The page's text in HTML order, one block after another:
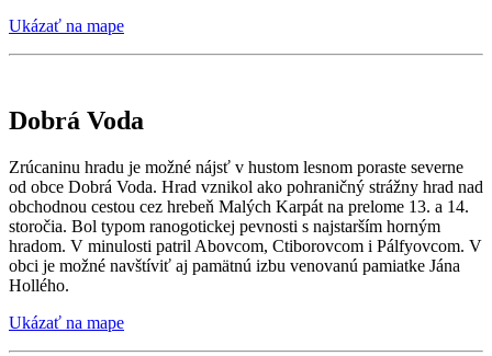
Ukázať na mape
Dobrá Voda
Zrúcaninu hradu je možné nájsť v hustom lesnom poraste severne
od obce Dobrá Voda. Hrad vznikol ako pohraničný strážny hrad nad
obchodnou cestou cez hrebeň Malých Karpát na prelome 13. a 14.
storočia. Bol typom ranogotickej pevnosti s najstarším horným
hradom. V minulosti patril Abovcom, Ctiborovcom i Pálfyovcom. V
obci je možné navštíviť aj pamätnú izbu venovanú pamiatke Jána
Hollého.
Ukázať na mape